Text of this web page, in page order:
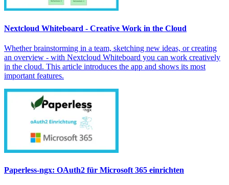
Nextcloud Whiteboard - Creative Work in the Cloud
Whether brainstorming in a team, sketching new ideas, or creating
an overview - with Nextcloud Whiteboard you can work creatively
in the cloud. This article introduces the app and shows its most
important features.
Paperless-ngx: OAuth2 für Microsoft 365 einrichten